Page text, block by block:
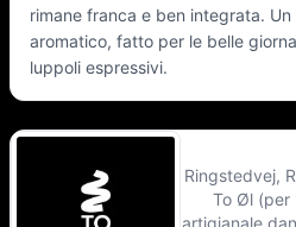
rimane franca e ben integrata.
aromatico, fatto per le belle
luppoli espressivi.
Ringstedvej,
To Øl (per
artigianale